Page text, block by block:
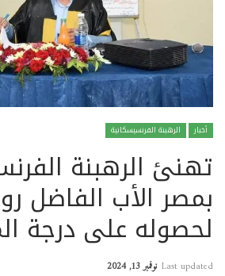
أخبار الرهبنة الفرنسيسكانية
تهنئ الرهبنة
بمصر الأب الفاضل
لحصوله على درجة
Last updated نوفمبر 13, 2024